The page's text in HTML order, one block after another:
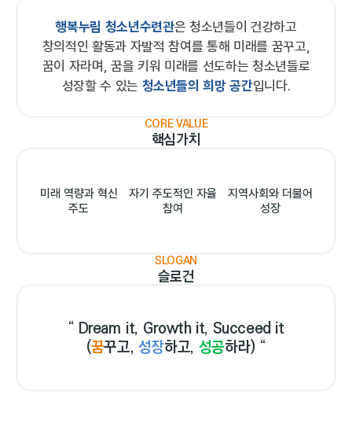
행복누림 청소년수련관은 청소년들이 건강하고
창의적인 활동과 자발적 참여를 통해 미래를 꿈꾸고,
꿈이 자라며, 꿈을 키워 미래를 선도하는 청소년들로
성장할 수 있는 청소년들의 희망 공간입니다.
CORE VALUE
핵심가치
미래 역량과 혁신
주도
자기 주도적인 자율
참여
지역사회와 더불어
성장
SLOGAN
슬로건
“ Dream it, Growth it, Succeed it
(꿈꾸고, 성장하고, 성공하라) “